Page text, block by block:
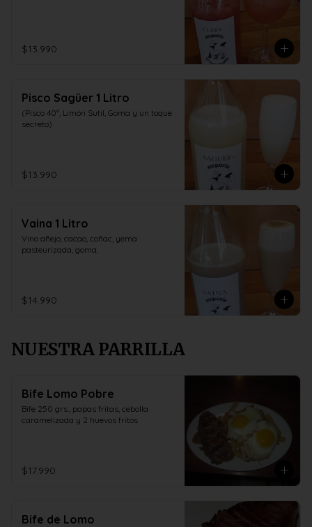
$13.990
Pisco Sagüer 1 Litro
(Pisco 40°, Limón Sutil, Goma y un toque
secreto)
$13.990
Vaina 1 Litro
Vino añejo, cacao, coñac, yema
pasteurizada, goma,
$14.990
NUESTRA PARRILLA
Bife Lomo Pobre
Bife 250 grs., papas fritas, cebolla
caramelizada y 2 huevos fritos
$17.990
Bife de Lomo